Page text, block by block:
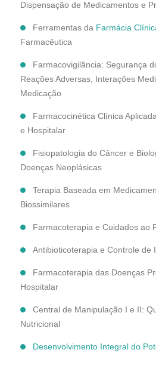
Dispensação de Medicamentos e
Ferramentas da Farmácia
Farmacêutica
Farmacovigilância: Segurança
Reações Adversas, Interações
Medicação
Farmacocinética Clínica
e Hospitalar
Fisiopatologia do Câncer e
Doenças Neoplásicas
Terapia Baseada em
Biossimilares
Farmacoterapia e Cuidados ao
Antibioticoterapia e Controle de
Farmacoterapia das Doenças
Hospitalar
Central de Manipulação I e II:
Nutricional
Desenvolvimento Integral do